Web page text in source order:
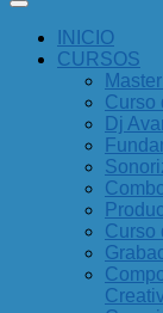
INICIO
CURSOS
Curso
Dj
Curso